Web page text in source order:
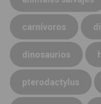
carnívoros
dinosaurios
pterodactylus